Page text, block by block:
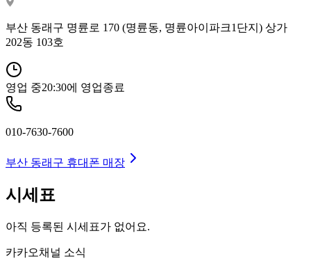
부산 동래구 명륜로 170 (명륜동, 명륜아이파크1단지) 상가
202동 103호
영업 중20:30에 영업종료
010-7630-7600
부산 동래구 휴대폰 매장
시세표
아직 등록된 시세표가 없어요.
카카오채널 소식